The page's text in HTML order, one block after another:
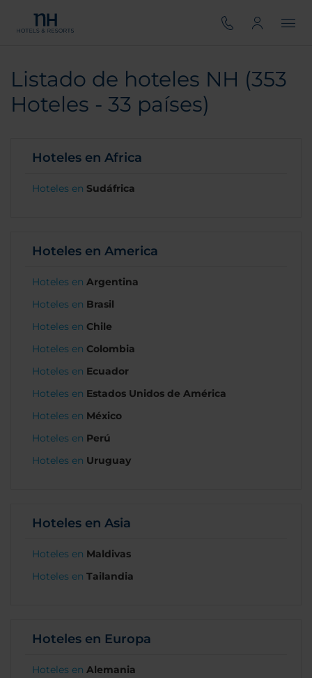
Listado de hoteles NH (353
Hoteles - 33 países)
Hoteles en Africa
Hoteles en Sudáfrica
Hoteles en America
Hoteles en Argentina
Hoteles en Brasil
Hoteles en Chile
Hoteles en Colombia
Hoteles en Ecuador
Hoteles en Estados Unidos de América
Hoteles en México
Hoteles en Perú
Hoteles en Uruguay
Hoteles en Asia
Hoteles en Maldivas
Hoteles en Tailandia
Hoteles en Europa
Hoteles en Alemania